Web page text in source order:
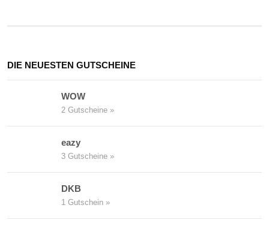
DIE NEUESTEN GUTSCHEINE
WOW
2 Gutscheine »
eazy
3 Gutscheine »
DKB
1 Gutschein »